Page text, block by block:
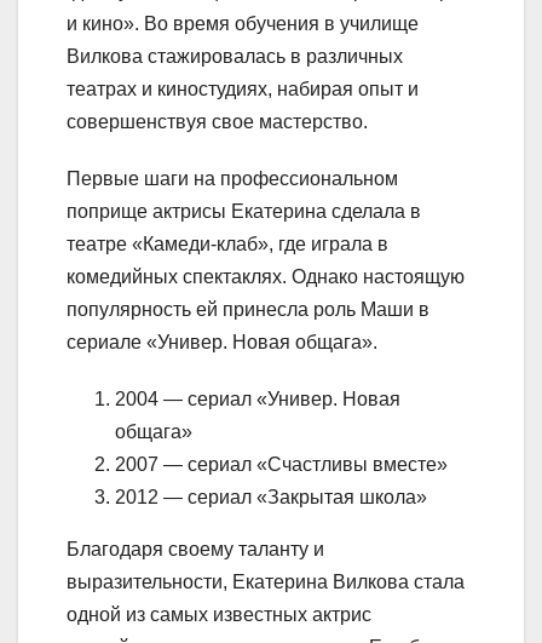
и кино». Во время обучения в училище
Вилкова стажировалась в различных
театрах и киностудиях, набирая опыт и
совершенствуя свое мастерство.
Первые шаги на профессиональном
поприще актрисы Екатерина сделала в
театре «Камеди-клаб», где играла в
комедийных спектаклях. Однако настоящую
популярность ей принесла роль Маши в
сериале «Универ. Новая общага».
2004 — сериал «Универ. Новая
общага»
2007 — сериал «Счастливы вместе»
2012 — сериал «Закрытая школа»
Благодаря своему таланту и
выразительности, Екатерина Вилкова стала
одной из самых известных актрис